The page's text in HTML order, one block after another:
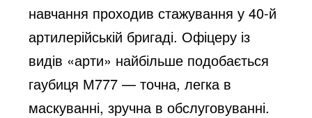
навчання проходив стажування у 40-й
артилерійській бригаді. Офіцеру із
видів «арти» найбільше подобається
гаубиця М777 — точна, легка в
маскуванні, зручна в обслуговуванні.